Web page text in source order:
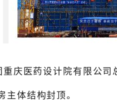
庆医药设计院有限公司
主体结构封顶。